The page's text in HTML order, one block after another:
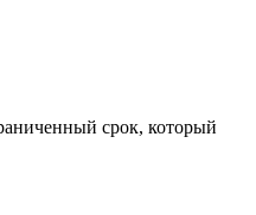
срок, который